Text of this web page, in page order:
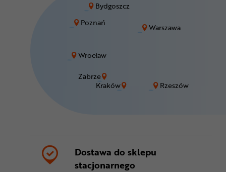
Bydgoszcz
Kraków
Poznań
Rzeszów
Warszawa
Wrocław
Zabrze
Dostawa do sklepu
stacjonarnego